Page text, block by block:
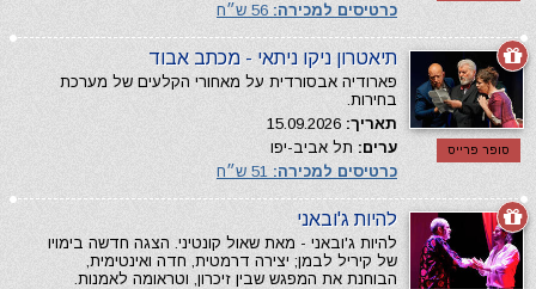
כרטיסים למכירה:
סופר פרייס
תיאטרון ניקו ניתאי - מכתב אבוד
פארודיה אבסורדית על מאחורי הקלעים של מערכת
בחירות.
תאריך:
ערים: תל אביב-יפו
כרטיסים למכירה:
להיות ג'ובאני
להיות ג'ובאני - מאת שאול קונטיני. הצגה חדשה בימויו
של קיריל לבמן; יצירה דרמטית, חדה ואינטימית,
הבוחנת את המפגש שבין זיכרון, וטראומה לאמנות.